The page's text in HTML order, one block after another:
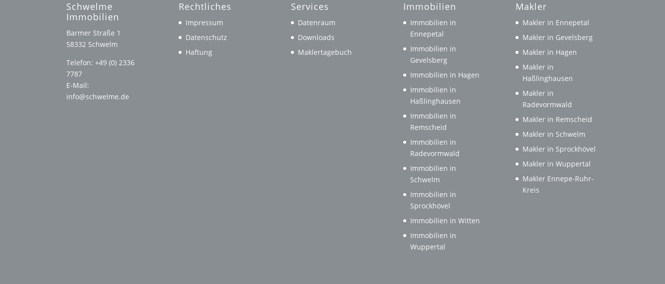
Schwelme
Immobilien
Barmer Straße 1
58332 Schwelm
Telefon: +49 (0) 2336
7787
E-Mail:
info@schwelme.de
Rechtliches
Impressum
Datenschutz
Haftung
Services
Datenraum
Downloads
Maklertagebuch
Immobilien
Immobilien in
Ennepetal
Immobilien in
Gevelsberg
Immobilien in Hagen
Immobilien in
Haßlinghausen
Immobilien in
Remscheid
Immobilien in
Radevormwald
Immobilien in
Schwelm
Immobilien in
Sprockhövel
Immobilien in Witten
Immobilien in
Wuppertal
Makler
Makler in Ennepetal
Makler in Gevelsberg
Makler in Hagen
Makler in
Haßlinghausen
Makler in
Radevormwald
Makler in Remscheid
Makler in Schwelm
Makler in Sprockhövel
Makler in Wuppertal
Makler Ennepe-Ruhr-
Kreis